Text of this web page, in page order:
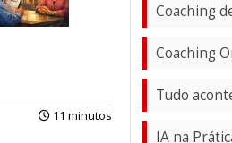
11 minutos
Coaching
Coaching
Tudo
IA na